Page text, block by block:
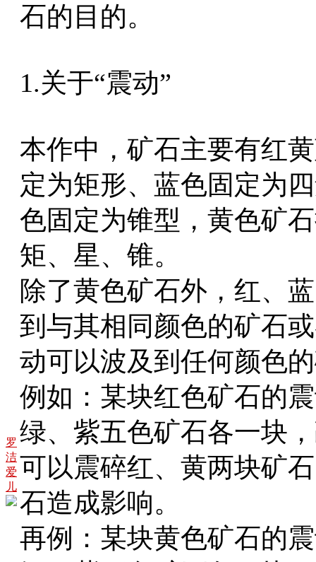
罗
洁
爱
儿
石的目的。
1.关于“震动”
本作中，矿石主要有红
定为矩形、蓝色固定为
色固定为锥型，黄色矿
矩、星、锥。
除了黄色矿石外，红、
到与其相同颜色的矿石
动可以波及到任何颜色
例如：某块红色矿石的
绿、紫五色矿石各一块
可以震碎红、黄两块矿
石造成影响。
再例：某块黄色矿石的